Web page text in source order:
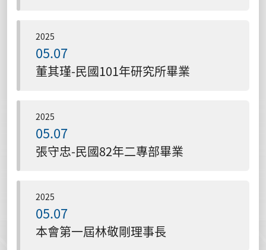
2025
05.07
董其瑾-民國101年研究所畢業
2025
05.07
張守忠-民國82年二專部畢業
2025
05.07
本會第一屆林敬剛理事長